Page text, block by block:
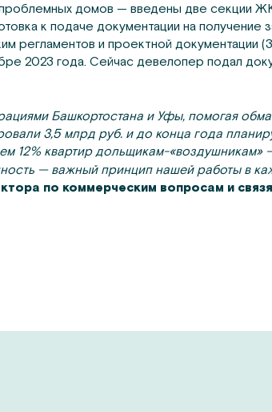
домов — введены две секции
к подаче документации на получение
регламентов и проектной документации
2023 года. Сейчас девелопер подал
Башкортостана и Уфы, помогая
3,5 млрд руб. и до конца года
12% квартир дольщикам-«воздушникам»
— важный принцип нашей работы в
по коммерческим вопросам и